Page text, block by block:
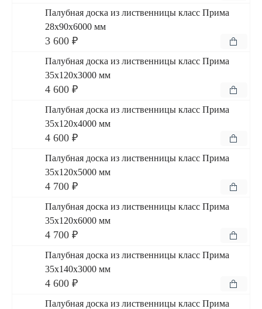
Палубная доска из лиственницы класс Прима
28x90x6000 мм
3 600 ₽
Палубная доска из лиственницы класс Прима
35x120x3000 мм
4 600 ₽
Палубная доска из лиственницы класс Прима
35x120x4000 мм
4 600 ₽
Палубная доска из лиственницы класс Прима
35x120x5000 мм
4 700 ₽
Палубная доска из лиственницы класс Прима
35x120x6000 мм
4 700 ₽
Палубная доска из лиственницы класс Прима
35x140x3000 мм
4 600 ₽
Палубная доска из лиственницы класс Прима